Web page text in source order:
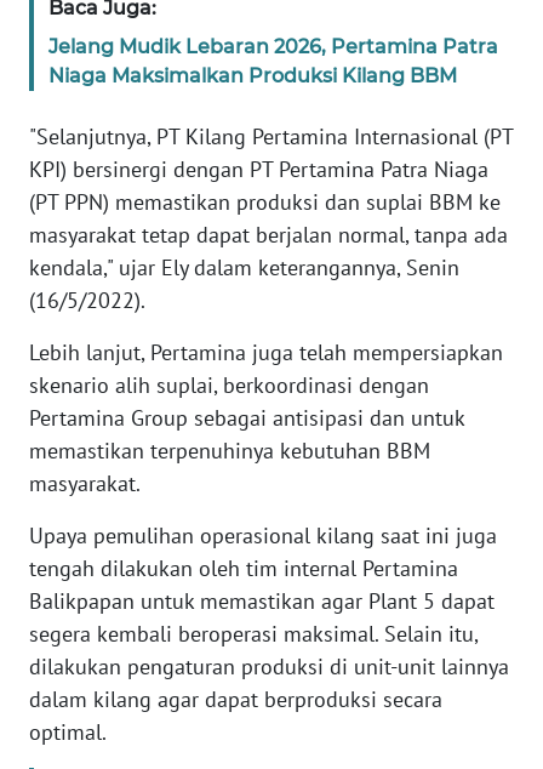
Baca Juga:
Jelang Mudik Lebaran 2026, Pertamina Patra
Niaga Maksimalkan Produksi Kilang BBM
"Selanjutnya, PT Kilang Pertamina Internasional (PT
KPI) bersinergi dengan PT Pertamina Patra Niaga
(PT PPN) memastikan produksi dan suplai BBM ke
masyarakat tetap dapat berjalan normal, tanpa ada
kendala," ujar Ely dalam keterangannya, Senin
(16/5/2022).
Lebih lanjut, Pertamina juga telah mempersiapkan
skenario alih suplai, berkoordinasi dengan
Pertamina Group sebagai antisipasi dan untuk
memastikan terpenuhinya kebutuhan BBM
masyarakat.
Upaya pemulihan operasional kilang saat ini juga
tengah dilakukan oleh tim internal Pertamina
Balikpapan untuk memastikan agar Plant 5 dapat
segera kembali beroperasi maksimal. Selain itu,
dilakukan pengaturan produksi di unit-unit lainnya
dalam kilang agar dapat berproduksi secara
optimal.
MEDIA
SIBER
REDAKSI
KARIR
DISCLAIMER
News
Regional
WN
WN
JAKARTA
JABAR
WN
BANTEN